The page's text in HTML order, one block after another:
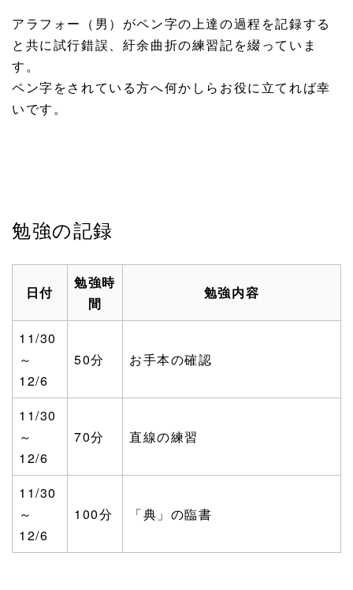
アラフォー（男）がペン字の上達の過程を記録する
と共に試行錯誤、紆余曲折の練習記を綴っていま
す。
ペン字をされている方へ何かしらお役に立てれば幸
いです。
勉強の記録
日付
勉強時
間
勉強内容
11/30
～
12/6
50分 お手本の確認
11/30
～
12/6
70分 直線の練習
11/30
～
12/6
100分 「典」の臨書